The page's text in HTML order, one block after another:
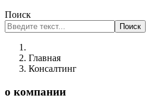
Поиск
Поиск
Главная
Консалтинг
о компании